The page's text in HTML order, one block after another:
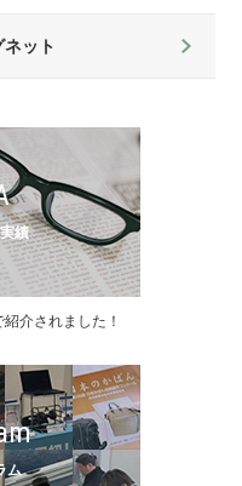
ット
績
介されました！
ム